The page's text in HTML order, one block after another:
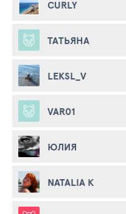
CURLY
ТАТЬЯНА
LEKSL_V
VAR01
ЮЛИЯ
NATALIA K